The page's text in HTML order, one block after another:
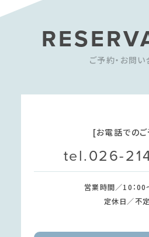
ご予約・お問
[お電話での
tel.026-
営業時間／10：00
定休日／不